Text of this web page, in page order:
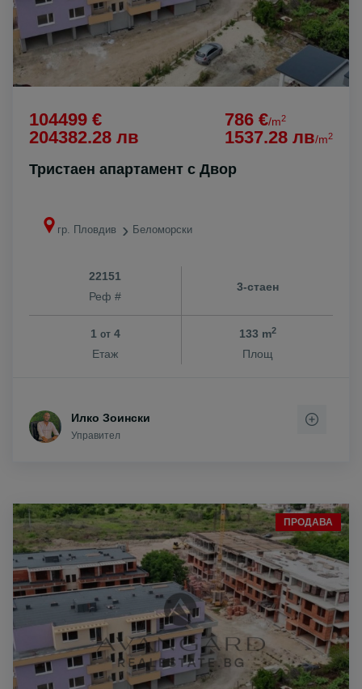
104499 €
204382.28 лв
786 €/m2
1537.28 лв/m2
Тристаен апартамент с Двор
гр. Пловдив Беломорски
22151
Реф #
3-стаен
1 от4
Етаж
133 m2
Площ
Илко Зоински
Управител
ПРОДАВА